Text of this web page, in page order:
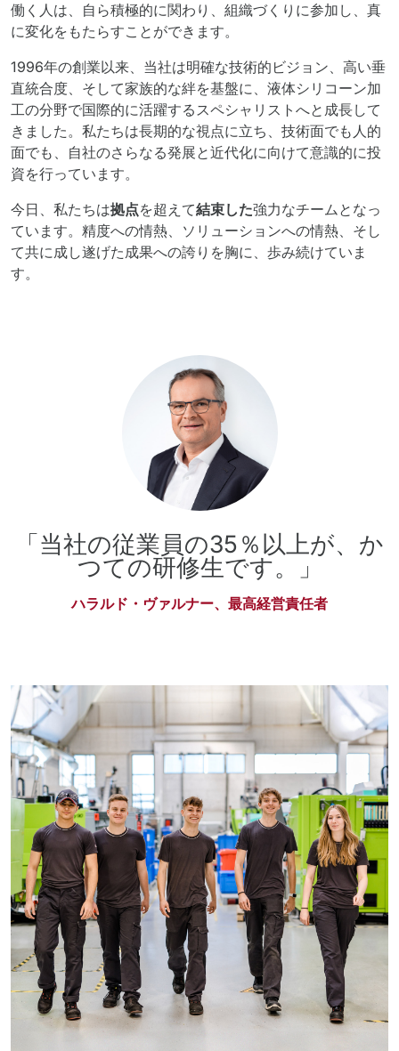
働く人は、自ら積極的に関わり、組織づくりに参加し、真
に変化をもたらすことができます。
1996年の創業以来、当社は明確な技術的ビジョン、高い垂
直統合度、そして家族的な絆を基盤に、液体シリコーン加
工の分野で国際的に活躍するスペシャリストへと成長して
きました。私たちは長期的な視点に立ち、技術面でも人的
面でも、自社のさらなる発展と近代化に向けて意識的に投
資を行っています。
今日、私たちは拠点を超えて結束した強力なチームとなっ
ています。精度への情熱、ソリューションへの情熱、そし
て共に成し遂げた成果への誇りを胸に、歩み続けていま
す。
「当社の従業員の35％以上が、か
つての研修生です。」
ハラルド・ヴァルナー、最高経営責任者